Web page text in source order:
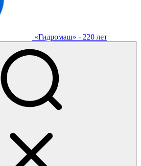
«Гидромаш» - 220 лет